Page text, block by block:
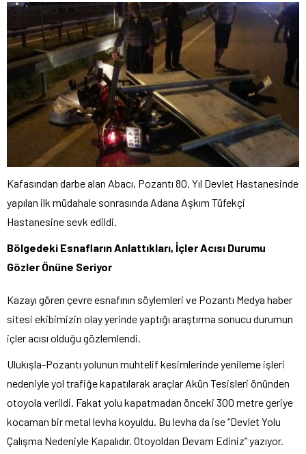
Kafasından darbe alan Abacı, Pozantı 80. Yıl Devlet Hastanesinde
yapılan ilk müdahale sonrasında Adana Aşkım Tüfekçi
Hastanesine sevk edildi.
Bölgedeki Esnafların Anlattıkları, İçler Acısı Durumu
Gözler Önüne Seriyor
Kazayı gören çevre esnafının söylemleri ve Pozantı Medya haber
sitesi ekibimizin olay yerinde yaptığı araştırma sonucu durumun
içler acısı olduğu gözlemlendi.
Ulukışla-Pozantı yolunun muhtelif kesimlerinde yenileme işleri
nedeniyle yol trafiğe kapatılarak araçlar Akün Tesisleri önünden
otoyola verildi. Fakat yolu kapatmadan önceki 300 metre geriye
kocaman bir metal levha koyuldu. Bu levha da ise “Devlet Yolu
Çalışma Nedeniyle Kapalıdır. Otoyoldan Devam Ediniz” yazıyor.